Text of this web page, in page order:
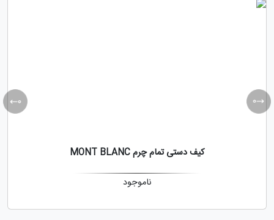
کیف دستی تمام چرم MONT BLANC
ناموجود